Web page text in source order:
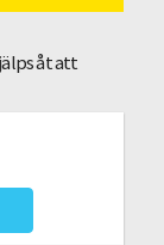
åt att